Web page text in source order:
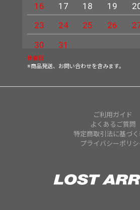
16
17 18 19
23
24 25 26
30
31
休業日
※商品発送、お問い合わせを含みます。
ご利用ガイド
よくあるご質問
特定商取引法に基づく
プライバシーポリシ